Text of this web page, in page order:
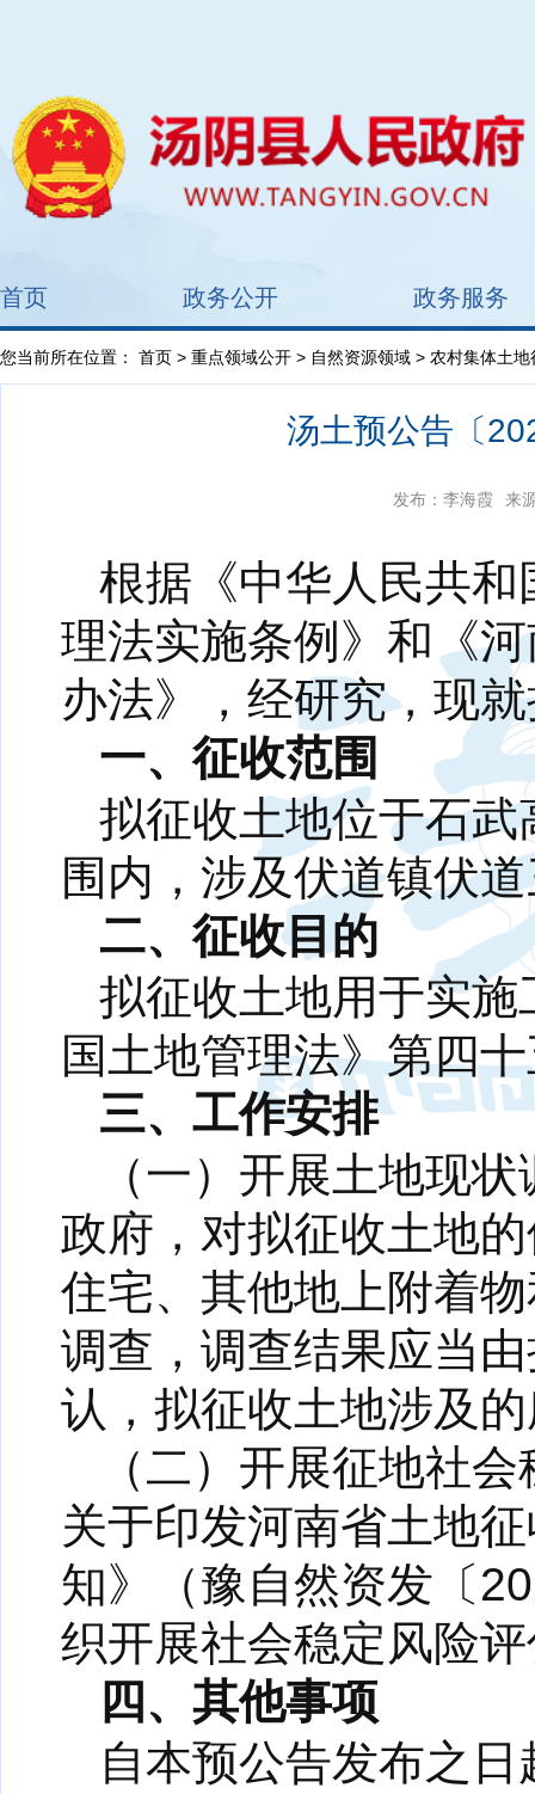
首页 政务公开 政务服务
您当前所在位置： 首页 > 重点领域公开 > 自然资源领域 > 农村集体土地
汤土预公告〔
发布：李海霞 来
根据《中华人民共
理法实施条例》和《
办法》，经研究，现
一、征收范围
拟征收土地位于石
围内，涉及伏道镇伏
二、征收目的
拟征收土地用于实
国土地管理法》第四
三、工作安排
（一）开展土地现
政府，对拟征收土地
住宅、其他地上附着
调查，调查结果应当
认，拟征收土地涉及
（二）开展征地社
关于印发河南省土地
知》（豫自然资发〔
织开展社会稳定风险
四、其他事项
自本预公告发布之